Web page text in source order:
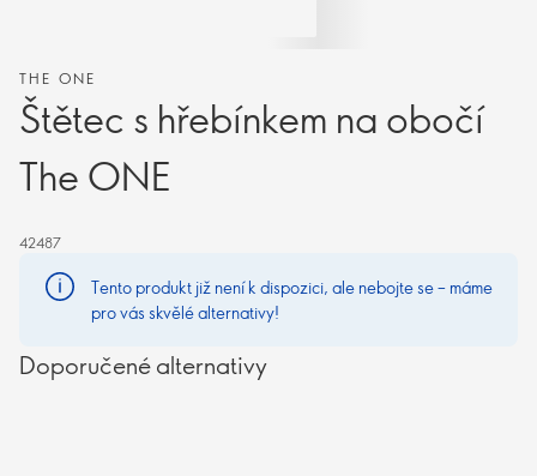
THE ONE
Štětec s hřebínkem na obočí
The ONE
42487
Tento produkt již není k dispozici, ale nebojte se – máme
pro vás skvělé alternativy!
Doporučené alternativy